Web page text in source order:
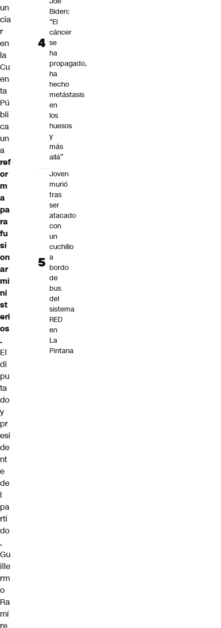
un
cia
r
en
la
Cu
en
ta
Pú
bli
ca
un
a
ref
or
m
a
pa
ra
fu
si
on
ar
mi
ni
st
eri
os
.
El
di
pu
ta
do
y
pr
esi
de
nt
e
de
l
pa
rti
do
,
Gu
ille
rm
o
Ra
mí
re
Biden:
“El
cáncer
se
ha
propagado,
ha
hecho
metástasis
en
los
huesos
y
más
allá”
Joven
murió
tras
ser
atacado
con
un
cuchillo
a
bordo
de
bus
del
sistema
RED
en
La
Pintana